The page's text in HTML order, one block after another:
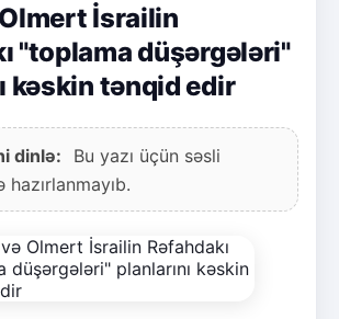
İsrailin
"toplama düşərgələri"
kəskin tənqid edir
dinlə:
Bu yazı üçün səsli